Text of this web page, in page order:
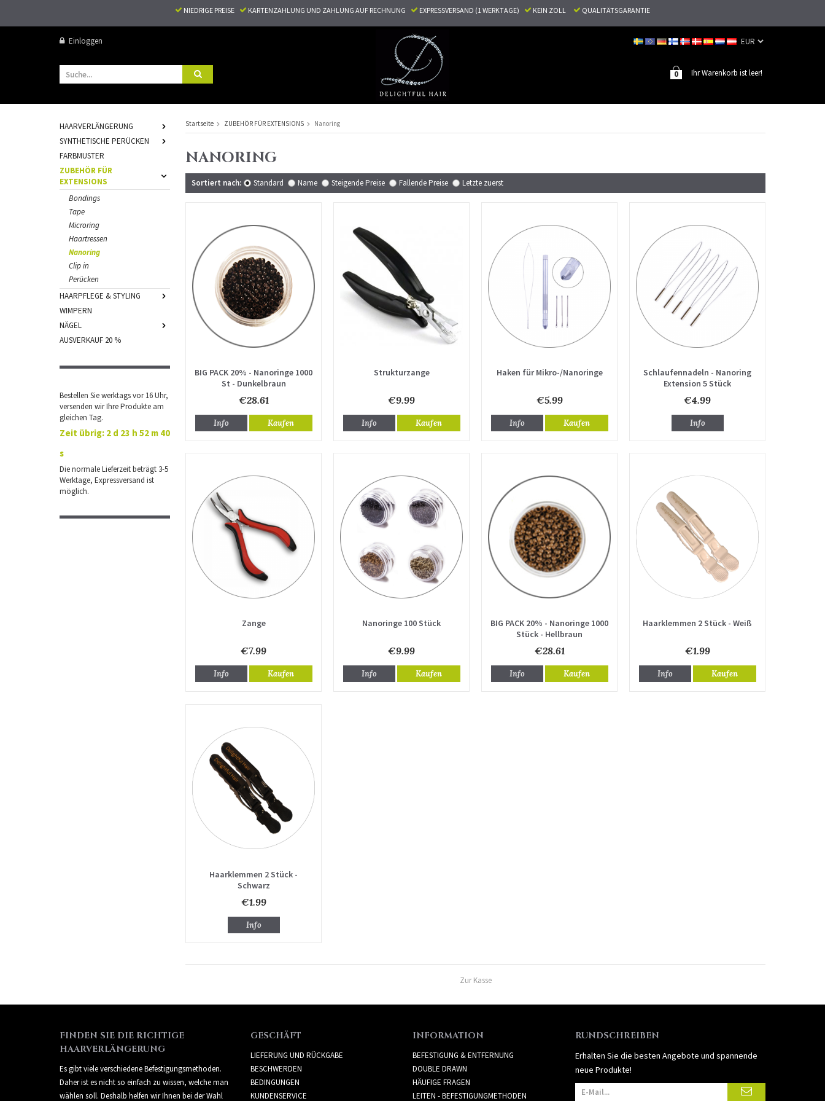
NIEDRIGE PREISE KARTENZAHLUNG UND ZAHLUNG AUF RECHNUNG EXPRESSVERSAND (1 WERKTAGE) KEIN ZOLL QUALITÄTSGARANTIE
Einloggen
Ihr Warenkorb ist leer!
0
HAARVERLÄNGERUNG
SYNTHETISCHE PERÜCKEN
FARBMUSTER
ZUBEHÖR FÜR
EXTENSIONS
Bondings
Tape
Microring
Haartressen
Nanoring
Clip in
Perücken
HAARPFLEGE & STYLING
WIMPERN
NÄGEL
AUSVERKAUF 20 %
Bestellen Sie werktags vor 16 Uhr,
versenden wir Ihre Produkte am
gleichen Tag.
Zeit übrig: 2 d 23 h 52 m 40
s
Die normale Lieferzeit beträgt 3-5
Werktage, Expressversand ist
möglich.
Startseite ZUBEHÖR FÜR EXTENSIONS Nanoring
NANORING
Sortiert nach: Standard Name Steigende Preise Fallende Preise Letzte zuerst
BIG PACK 20% - Nanoringe 1000
St - Dunkelbraun
€28.61
Info Kaufen
Strukturzange
€9.99
Info Kaufen
Haken für Mikro-/Nanoringe
€5.99
Info Kaufen
Schlaufennadeln - Nanoring
Extension 5 Stück
€4.99
Info
Zange
€7.99
Info Kaufen
Nanoringe 100 Stück
€9.99
Info Kaufen
BIG PACK 20% - Nanoringe 1000
Stück - Hellbraun
€28.61
Info Kaufen
Haarklemmen 2 Stück - Weiß
€1.99
Info Kaufen
Haarklemmen 2 Stück -
Schwarz
€1.99
Info
Zur Kasse
FINDEN SIE DIE RICHTIGE
HAARVERLÄNGERUNG
Es gibt viele verschiedene Befestigungsmethoden.
Daher ist es nicht so einfach zu wissen, welche man
wählen soll. Deshalb helfen wir Ihnen bei der Wahl
GESCHÄFT
LIEFERUNG UND RÜCKGABE
BESCHWERDEN
BEDINGUNGEN
KUNDENSERVICE
INFORMATION
BEFESTIGUNG & ENTFERNUNG
DOUBLE DRAWN
HÄUFIGE FRAGEN
LEITEN - BEFESTIGUNGMETHODEN
RUNDSCHREIBEN
Erhalten Sie die besten Angebote und spannende
neue Produkte!